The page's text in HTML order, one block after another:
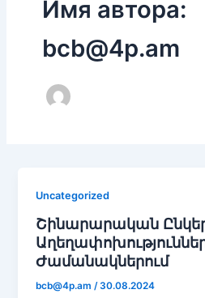
Имя автора:
bcb@4p.am
Uncategorized
Շինարարական
Ժամանակներում
bcb@4p.am /30.08.2024